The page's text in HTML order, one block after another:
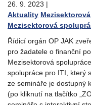
26. 9. 2023 |
Aktuality
Mezisektorová
Řídicí orgán OP JAK
pro žadatele o finanční
Mezisektorová
spolupráce pro ITI, který
ze semináře je dostupný
(po kliknutí na tlačítko